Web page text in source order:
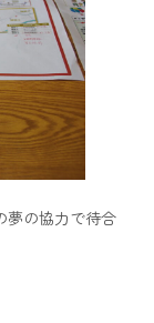
夢の協力で待合